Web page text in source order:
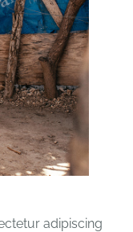
adipiscing